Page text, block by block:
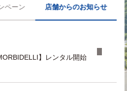
ペーン 店舗からのお知らせ
】レンタル開始